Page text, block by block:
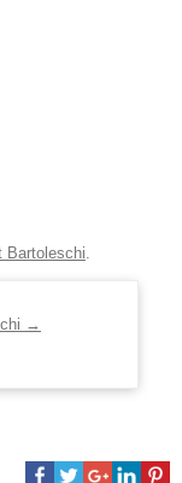
Bartoleschi
→